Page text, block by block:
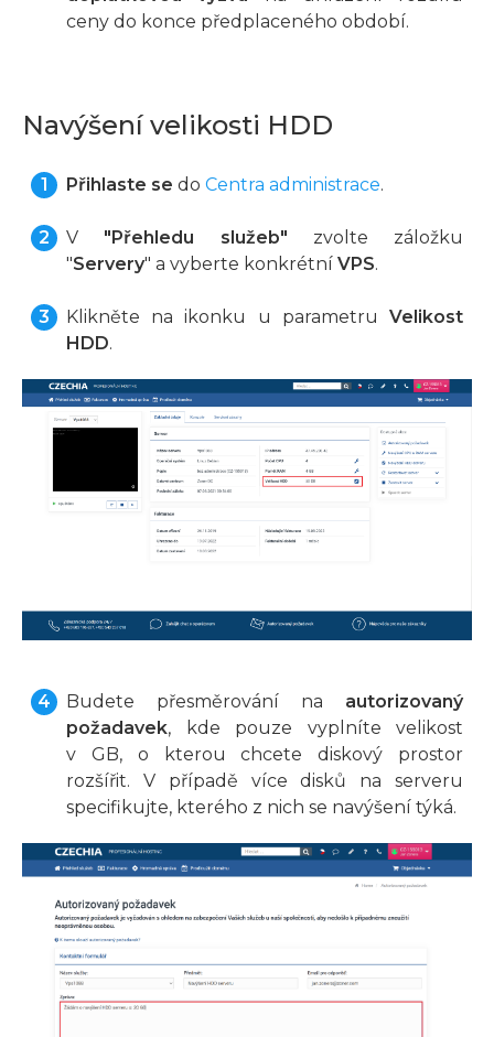
ceny do konce předplaceného období.
Navýšení velikosti HDD
Přihlaste se do Centra administrace.
V "Přehledu služeb" zvolte záložku
"Servery" a vyberte konkrétní VPS.
Klikněte na ikonku u parametru Velikost
HDD.
Budete přesměrování na autorizovaný
požadavek, kde pouze vyplníte velikost
v GB, o kterou chcete diskový prostor
rozšířit. V případě více disků na serveru
specifikujte, kterého z nich se navýšení týká.